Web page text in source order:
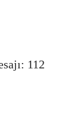
112